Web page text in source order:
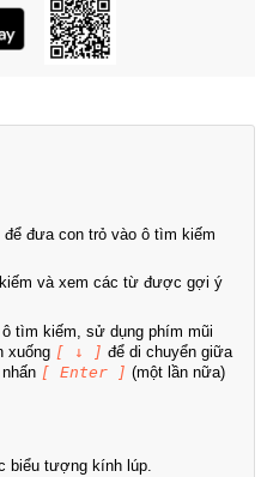
để đưa con trỏ vào ô tìm kiếm
và xem các từ được gợi ý
tìm kiếm, sử dụng phím mũi
xuống [ ↓ ] để di chuyển giữa
[ Enter ] (một lần nữa)
biểu tượng kính lúp.